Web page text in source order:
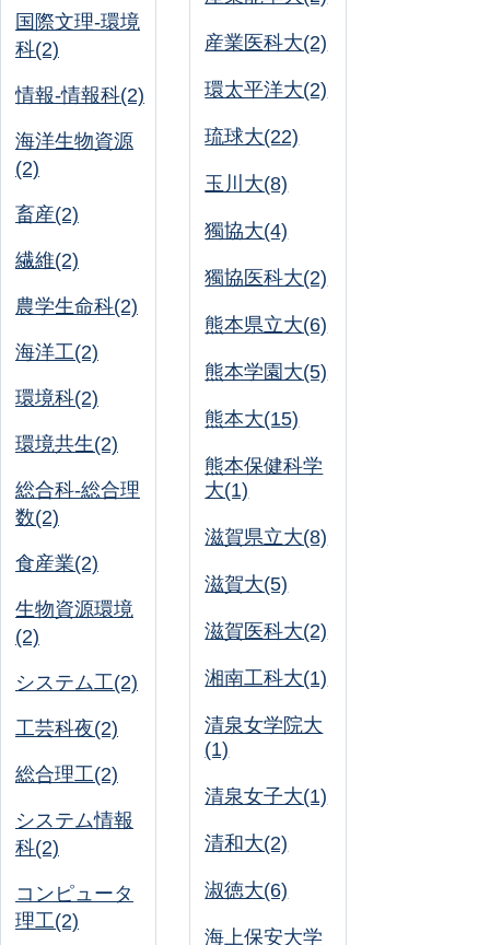
国際文理-環境
科(2)
情報-情報科(2)
海洋生物資源
(2)
畜産(2)
繊維(2)
農学生命科(2)
海洋工(2)
環境科(2)
環境共生(2)
総合科-総合理
数(2)
食産業(2)
生物資源環境
(2)
システム工(2)
工芸科夜(2)
総合理工(2)
システム情報
科(2)
コンピュータ
理工(2)
産業医科大(2)
環太平洋大(2)
琉球大(22)
玉川大(8)
獨協大(4)
獨協医科大(2)
熊本県立大(6)
熊本学園大(5)
熊本大(15)
熊本保健科学
大(1)
滋賀県立大(8)
滋賀大(5)
滋賀医科大(2)
湘南工科大(1)
清泉女学院大
(1)
清泉女子大(1)
清和大(2)
淑徳大(6)
海上保安大学